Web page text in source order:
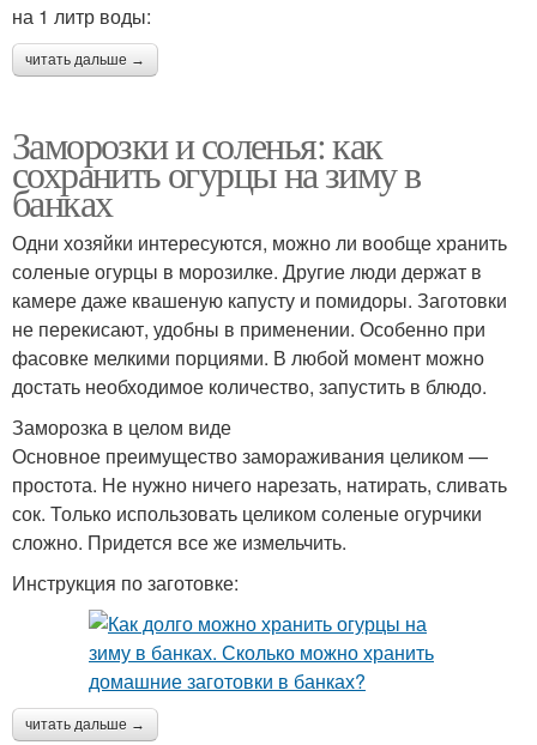
на 1 литр воды:
читать дальше →
Заморозки и соленья: как
сохранить огурцы на зиму в
банках
Одни хозяйки интересуются, можно ли вообще хранить
соленые огурцы в морозилке. Другие люди держат в
камере даже квашеную капусту и помидоры. Заготовки
не перекисают, удобны в применении. Особенно при
фасовке мелкими порциями. В любой момент можно
достать необходимое количество, запустить в блюдо.
Заморозка в целом виде
Основное преимущество замораживания целиком —
простота. Не нужно ничего нарезать, натирать, сливать
сок. Только использовать целиком соленые огурчики
сложно. Придется все же измельчить.
Инструкция по заготовке:
читать дальше →